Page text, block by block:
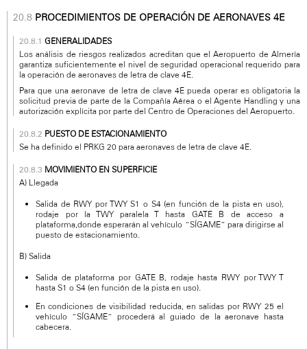
PROCEDIMIENTOS DE OPERACIÓN DE AERONAVES 4E
GENERALIDADES
Los análisis de riesgos realizados acreditan que el Aeropuerto de Almería
garantiza suficientemente el nivel de seguridad operacional requerido para
la operación de aeronaves de letra de clave 4E.
Para que una aeronave de letra de clave 4E pueda operar es obligatoria la
solicitud previa de parte de la Compañía Aérea o el Agente Handling y una
autorización explícita por parte del Centro de Operaciones del Aeropuerto.
PUESTO DE ESTACIONAMIENTO
Se ha definido el PRKG 20 para aeronaves de letra de clave 4E.
MOVIMIENTO EN SUPERFICIE
A) Llegada
Salida de RWY por TWY S1 o S4 (en función de la pista en uso),
rodaje por la TWY paralela T hasta GATE B de acceso a
plataforma,donde esperarán al vehículo “SÍGAME” para dirigirse al
puesto de estacionamiento.
B) Salida
Salida de plataforma por GATE B, rodaje hasta RWY por TWY T
hasta S1 o S4 (en función de la pista en uso).
En condiciones de visibilidad reducida, en salidas por RWY 25 el
vehículo “SÍGAME” procederá al guiado de la aeronave hasta
cabecera.